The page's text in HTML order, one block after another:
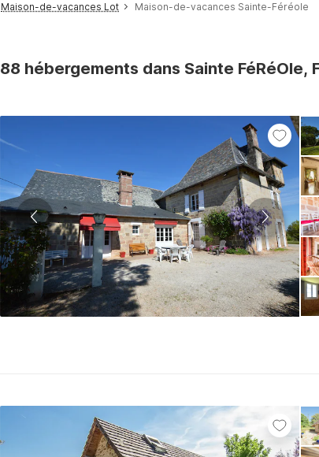
Maison-de-vacances Lot Maison-de-vacances Sainte-Féréole
88 hébergements dans Sainte FéRéOle,